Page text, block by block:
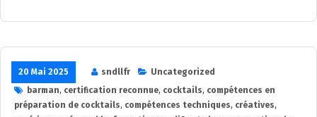
20 Mai 2025 sndllfr
Uncategorized
barman, certification reconnue, cocktails, compétences en
préparation de cocktails, compétences techniques, créatives,